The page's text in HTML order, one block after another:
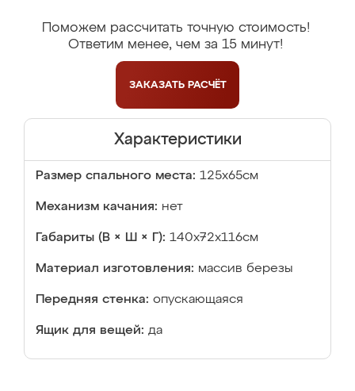
Поможем рассчитать точную стоимость!
Ответим менее, чем за 15 минут!
ЗАКАЗАТЬ РАСЧЁТ
Характеристики
Размер спального места: 125х65см
Механизм качания: нет
Габариты (В × Ш × Г): 140х72х116см
Материал изготовления: массив березы
Передняя стенка: опускающаяся
Ящик для вещей: да